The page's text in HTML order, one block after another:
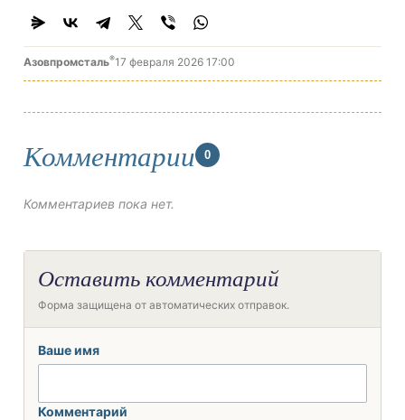
Азовпромсталь®17 февраля 2026 17:00
Комментарии 0
Комментариев пока нет.
Оставить комментарий
Форма защищена от автоматических отправок.
Ваше имя
Комментарий